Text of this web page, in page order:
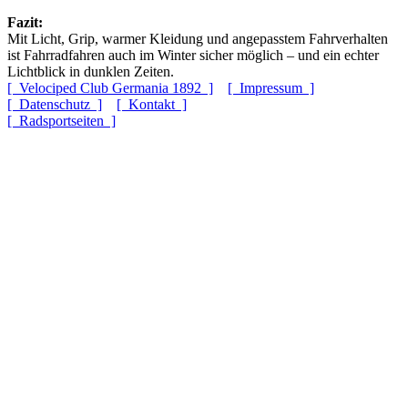
Fazit:
Mit Licht, Grip, warmer Kleidung und angepasstem Fahrverhalten
ist Fahrradfahren auch im Winter sicher möglich – und ein echter
Lichtblick in dunklen Zeiten.
[ Velociped Club Germania 1892 ]
[ Impressum ]
[ Datenschutz ]
[ Kontakt ]
[ Radsportseiten ]